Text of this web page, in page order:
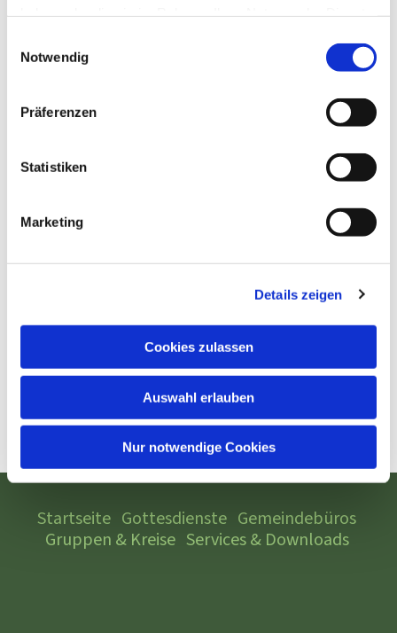
Notwendig
Präferenzen
Statistiken
Marketing
Details zeigen
Cookies zulassen
Auswahl erlauben
Nur notwendige Cookies
Haddenhausen - Gemeindehaus,
Biemker Straße 23, 32429 Minden
Startseite Gottesdienste Gemeindebüros
Gruppen & Kreise Services & Downloads